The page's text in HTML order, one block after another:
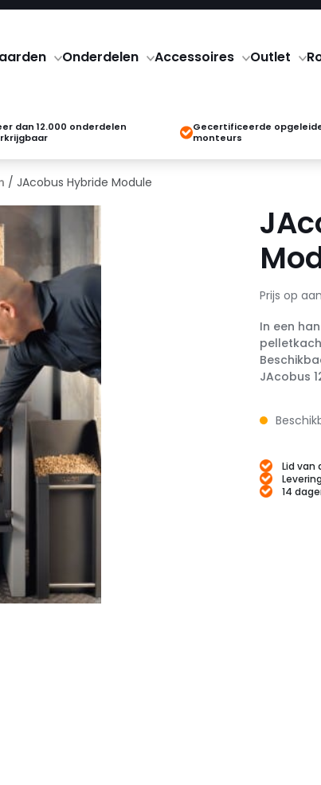
Onderdelen Accessoires Outlet
dan 12.000 onderdelen
Gecertificeerde
monteurs
/ JAcobus Hybride Module
Prijs op
In een
JAcobus
Lid van
14